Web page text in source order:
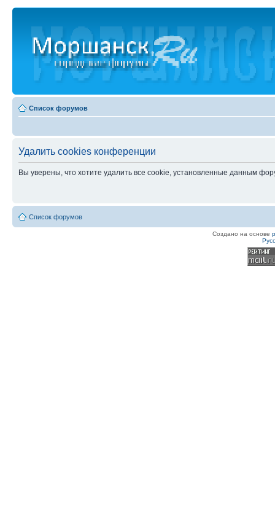
Список форумов
Удалить cookies конференции
Вы уверены, что хотите удалить все cookie, установленные данным
Список форумов
Создано на основе